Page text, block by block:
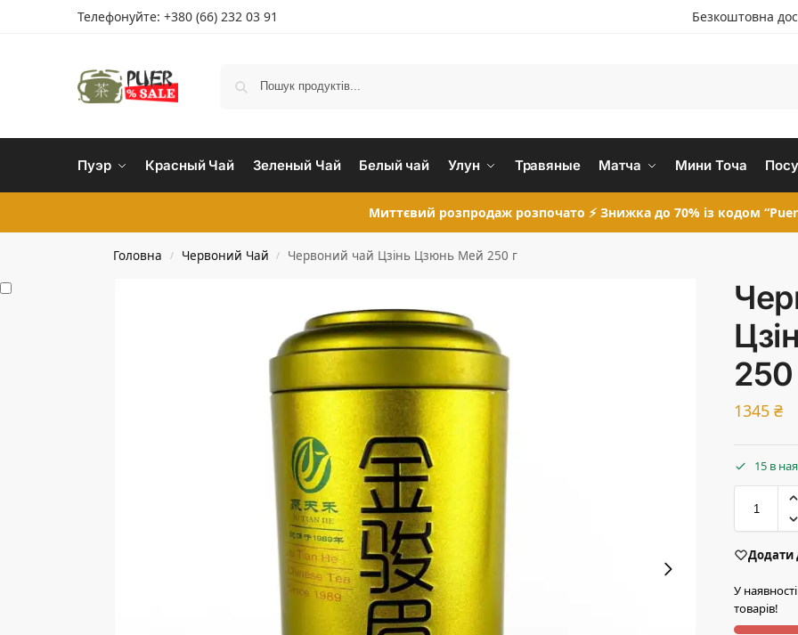
Телефонуйте: +380 (66) 232 03 91 Безкоштовна
Пуэр Красный Чай Зеленый Чай Белый чай Улун Травяные Матча Мини Точа
Миттєвий розпродаж розпочато ⚡ Знижка до 70% із кодом
Головна / Червоний Чай / Червоний чай Цзінь Цзюнь Мей 250 г
250
1345₴
15 в
Додати
У
товарів!